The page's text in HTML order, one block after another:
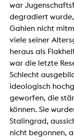
war
degradiert
Gahlen nicht
viele seiner
heraus als
war die letzte
Schlecht
ideologisch
geworfen, die
können. Sie
Stalingrad,
nicht begonnen,